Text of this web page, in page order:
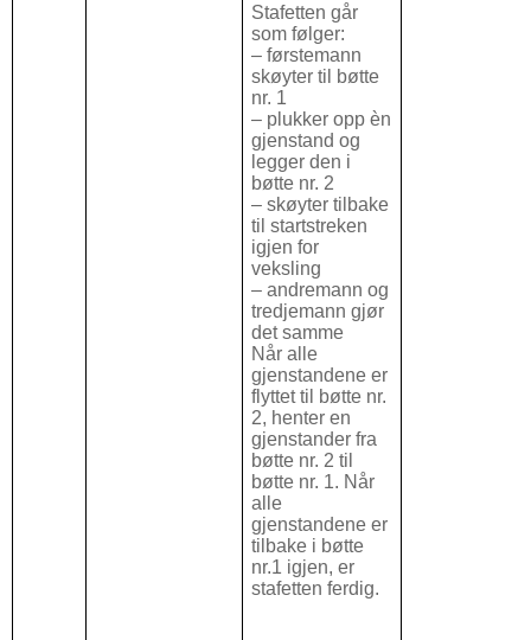
Stafetten går
som følger:
– førstemann
skøyter til bøtte
nr. 1
– plukker opp èn
gjenstand og
legger den i
bøtte nr. 2
– skøyter tilbake
til startstreken
igjen for
veksling
– andremann og
tredjemann gjør
det samme
Når alle
gjenstandene er
flyttet til bøtte nr.
2, henter en
gjenstander fra
bøtte nr. 2 til
bøtte nr. 1. Når
alle
gjenstandene er
tilbake i bøtte
nr.1 igjen, er
stafetten ferdig.